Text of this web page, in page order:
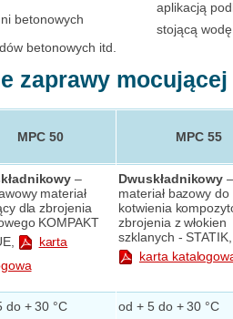
betonowych
betonowych itd.
aplikacją
stojącą
zaprawy
MPC 50 MPC 55
–
materiał
dla zbrojenia
KOMPAKT
karta
Dwuskładnikowy
materiał bazowy do
kotwienia
zbrojenia z włokien
szklanych - STATIK,
karta
do + 30 °C od + 5 do + 30 °C